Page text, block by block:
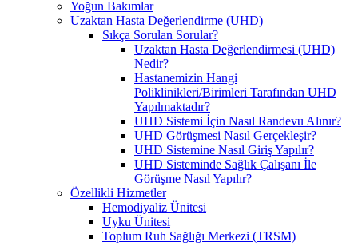
Yoğun Bakımlar
Uzaktan Hasta Değerlendirme (UHD)
Sıkça Sorulan Sorular?
Uzaktan Hasta Değerlendirmesi (UHD)
Nedir?
Hastanemizin Hangi
Poliklinikleri/Birimleri Tarafından UHD
Yapılmaktadır?
UHD Sistemi İçin Nasıl Randevu Alınır?
UHD Görüşmesi Nasıl Gerçekleşir?
UHD Sistemine Nasıl Giriş Yapılır?
UHD Sisteminde Sağlık Çalışanı İle
Görüşme Nasıl Yapılır?
Özellikli Hizmetler
Hemodiyaliz Ünitesi
Uyku Ünitesi
Toplum Ruh Sağlığı Merkezi (TRSM)